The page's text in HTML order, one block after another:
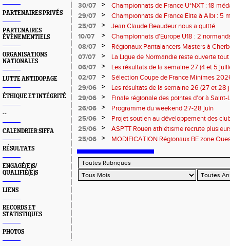
PARTENAIRES PRIVÉS
PARTENAIRES
ÉVÈNEMENTIELS
ORGANISATIONS
NATIONALES
LUTTE ANTIDOPAGE
ÉTHIQUE ET INTÉGRITÉ
--
CALENDRIER SIFFA
RÉSULTATS
ENGAGÉ(E)S/
QUALIFIÉ(E)S
LIENS
RECORDS ET
STATISTIQUES
PHOTOS
30/07
>
Championnats de France U*NXT : 18
29/07
>
Championnats de France Elite à Albi : 5
titres !
25/07 >
Jean Claude Beaudeur nous a quitté
10/07
>
Championnats d'Europe U18 : 2
08/07
>
Régionaux Pantalancers Masters à
07/07
>
La Ligue de Normandie reste ouverte tout
06/07
>
Les résultats de la semaine 27 (4 et 5
02/07
>
Sélection Coupe de France Minimes
29/06
>
Les résultats de la semaine 26 (27 et 28
29/06
>
Finale régionale des pointes d'or à
informations
26/06 >
Programme du weekend 27-28 juin
25/06
>
Projet soutien au développement des
25/06
>
ASPTT Rouen athlétisme recrute
25/06
>
MODIFICATION Régionaux BE zone